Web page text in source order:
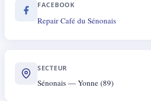
FACEBOOK
Repair Café du Sénonais
SECTEUR
Sénonais — Yonne (89)